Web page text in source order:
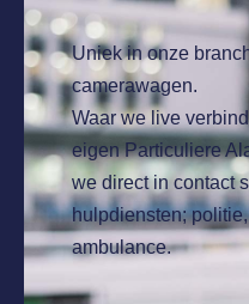
Uniek in onze
camerawagen.
Waar we live
eigen Particuliere
we direct in contact
hulpdiensten;
ambulance.